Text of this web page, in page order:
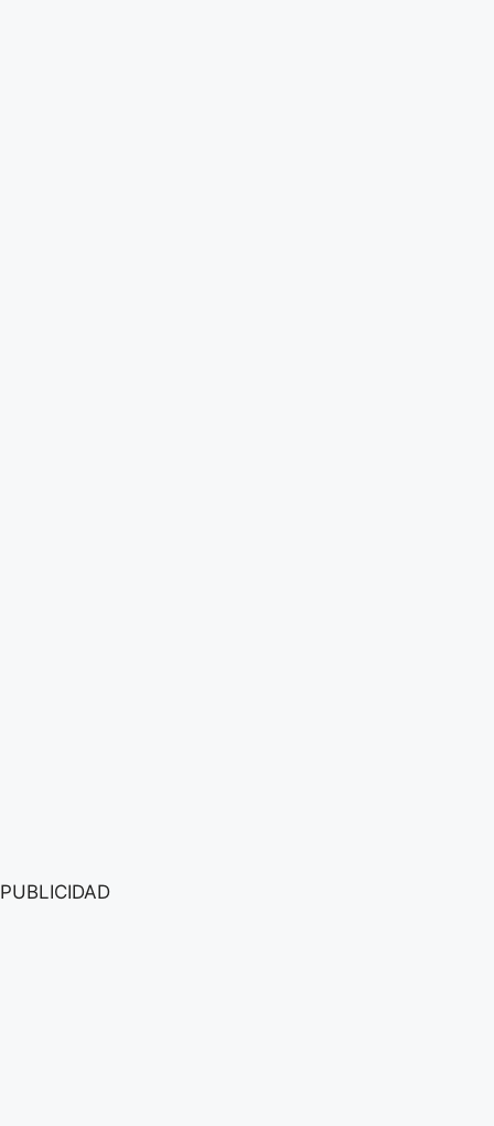
PUBLICIDAD